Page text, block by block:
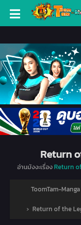
Return
อ่านมังงะเรื่องReturn
ToomTam-
› Return of the